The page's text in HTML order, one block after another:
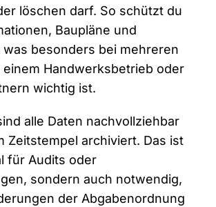
löschen darf. So schützt du
Baupläne und
was besonders bei mehreren
Handwerksbetrieb oder
wichtig ist.
alle Daten nachvollziehbar
Zeitstempel archiviert. Das ist
für Audits oder
sondern auch notwendig,
der Abgabenordnung